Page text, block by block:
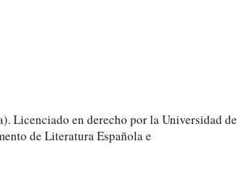
Licenciado en derecho por la Universidad de
de Literatura Española e